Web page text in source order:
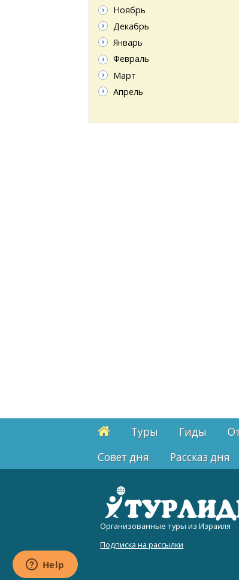
Ноябрь
Декабрь
Январь
Февраль
Март
Апрель
Туры Гиды
Cовет дня
Рассказ дня
Организованные туры из Израиля
Подписка на рассылки